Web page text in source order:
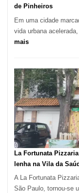
de Pinheiros
Em uma cidade
vida urbana
mais:
Manga
Se
Tornou
Um
dos
Restaurantes
Mais
Icônicos
La Fortunata
lenha na Vila da
A La Fortunata
São Paulo, tornou-se